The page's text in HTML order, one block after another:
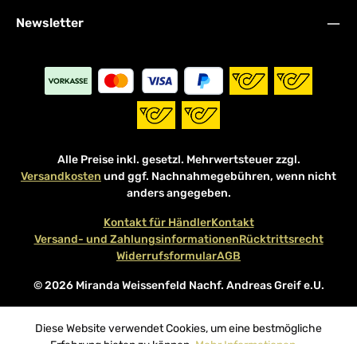
Newsletter
Alle Preise inkl. gesetzl. Mehrwertsteuer zzgl.
Versandkosten und ggf. Nachnahmegebühren, wenn nicht
anders angegeben.
© 2026 Miranda Weissenfeld Nachf. Andreas Greif e.U.
Kontakt für HändlerKontakt
Versand- und ZahlungsinformationenRücktrittsrecht
WiderrufsformularAGB
Diese Website verwendet Cookies, um eine bestmögliche